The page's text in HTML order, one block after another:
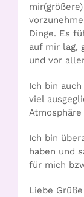
Dinge. Es
auf mir lag,
und vor
Ich bin
viel
Atmosphäre
Ich bin
haben und
für mich
Liebe